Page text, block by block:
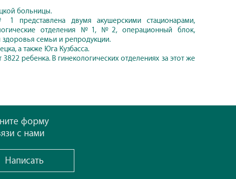
больницы.
представлена двумя акушерскими стационарами,
отделения №1, №2, операционный блок,
семьи и репродукции.
а также Юга Кузбасса.
ребенка. В гинекологических отделениях за этот же
форму
с нами
Написать